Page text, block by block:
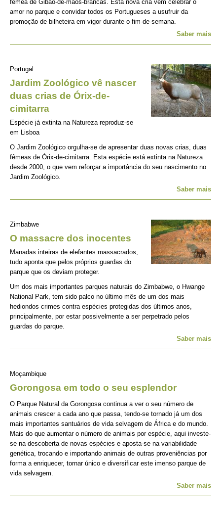
fêmea de Gibão-de-mãos-brancas. Esta nova cria vem celebrar o
amor no parque e convidar todos os Portugueses a usufruir da
promoção de bilheteira em vigor durante o fim-de-semana.
Saber mais
Portugal
Jardim Zoológico vê nascer
duas crias de Órix-de-
cimitarra
Espécie já extinta na Natureza reproduz-se
em Lisboa
O Jardim Zoológico orgulha-se de apresentar duas novas crias, duas
fêmeas de Órix-de-cimitarra. Esta espécie está extinta na Natureza
desde 2000, o que vem reforçar a importância do seu nascimento no
Jardim Zoológico.
Saber mais
Zimbabwe
O massacre dos inocentes
Manadas inteiras de elefantes massacrados,
tudo aponta que pelos próprios guardas do
parque que os deviam proteger.
Um dos mais importantes parques naturais do Zimbabwe, o Hwange
National Park, tem sido palco no último mês de um dos mais
hediondos crimes contra espécies protegidas dos últimos anos,
principalmente, por estar possivelmente a ser perpetrado pelos
guardas do parque.
Saber mais
Moçambique
Gorongosa em todo o seu esplendor
O Parque Natural da Gorongosa continua a ver o seu número de
animais crescer a cada ano que passa, tendo-se tornado já um dos
mais importantes santuários de vida selvagem de África e do mundo.
Mais do que aumentar o número de animais por espécie, aqui investe-
se na descoberta de novas espécies e aposta-se na variabilidade
genética, trocando e importando animais de outras proveniências por
forma a enriquecer, tornar único e diversificar este imenso parque de
vida selvagem.
Saber mais